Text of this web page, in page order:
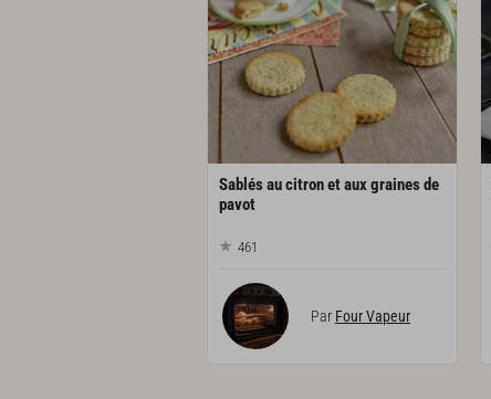
Sablés au citron et aux graines de
pavot
461
Par Four Vapeur